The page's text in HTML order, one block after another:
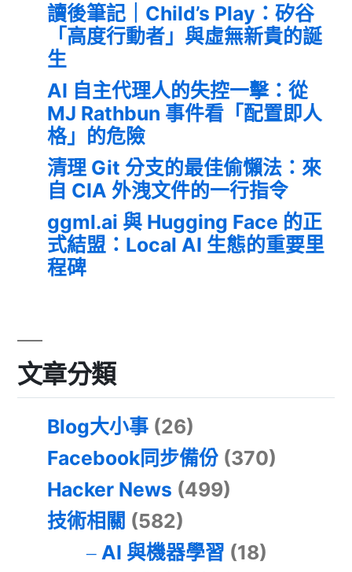
讀後筆記｜Child’s Play：矽谷
「高度行動者」與虛無新貴的誕
生
AI 自主代理人的失控一擊：從
MJ Rathbun 事件看「配置即人
格」的危險
清理 Git 分支的最佳偷懶法：來
自 CIA 外洩文件的一行指令
ggml.ai 與 Hugging Face 的正
式結盟：Local AI 生態的重要里
程碑
文章分類
Blog大小事 (26)
Facebook同步備份 (370)
Hacker News (499)
技術相關 (582)
AI 與機器學習 (18)